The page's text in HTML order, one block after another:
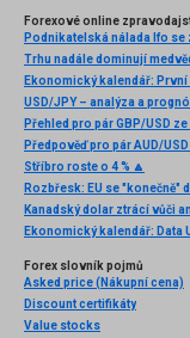
Forexové online
Podnikatelská nálada Ifo se
Trhu nadále dominují
USD/JPY – analýza a
Předpověď pro pár AUD/
Stříbro roste o 4 % 🔼
Kanadský dolar ztrácí vůči
Forex slovník pojmů
Asked price (Nákupní cena)
Discount certifikáty
Value stocks